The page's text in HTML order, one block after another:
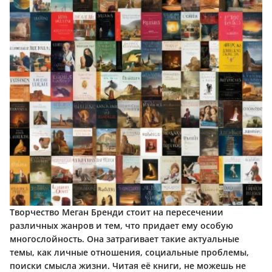
Творчество Меган Бренди стоит на пересечении
различных жанров и тем, что придает ему особую
многослойность. Она затрагивает такие актуальные
темы, как личные отношения, социальные проблемы,
поиски смысла жизни. Читая её книги, не можешь не